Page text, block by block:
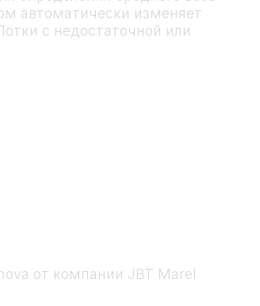
автоматически изменяет
с недостаточной или
от компании JBT Marel